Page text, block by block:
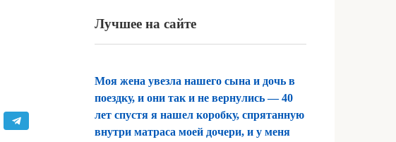
Лучшее на сайте
Моя жена увезла нашего сына и дочь в
поездку, и они так и не вернулись — 40
лет спустя я нашел коробку, спрятанную
внутри матраса моей дочери, и у меня